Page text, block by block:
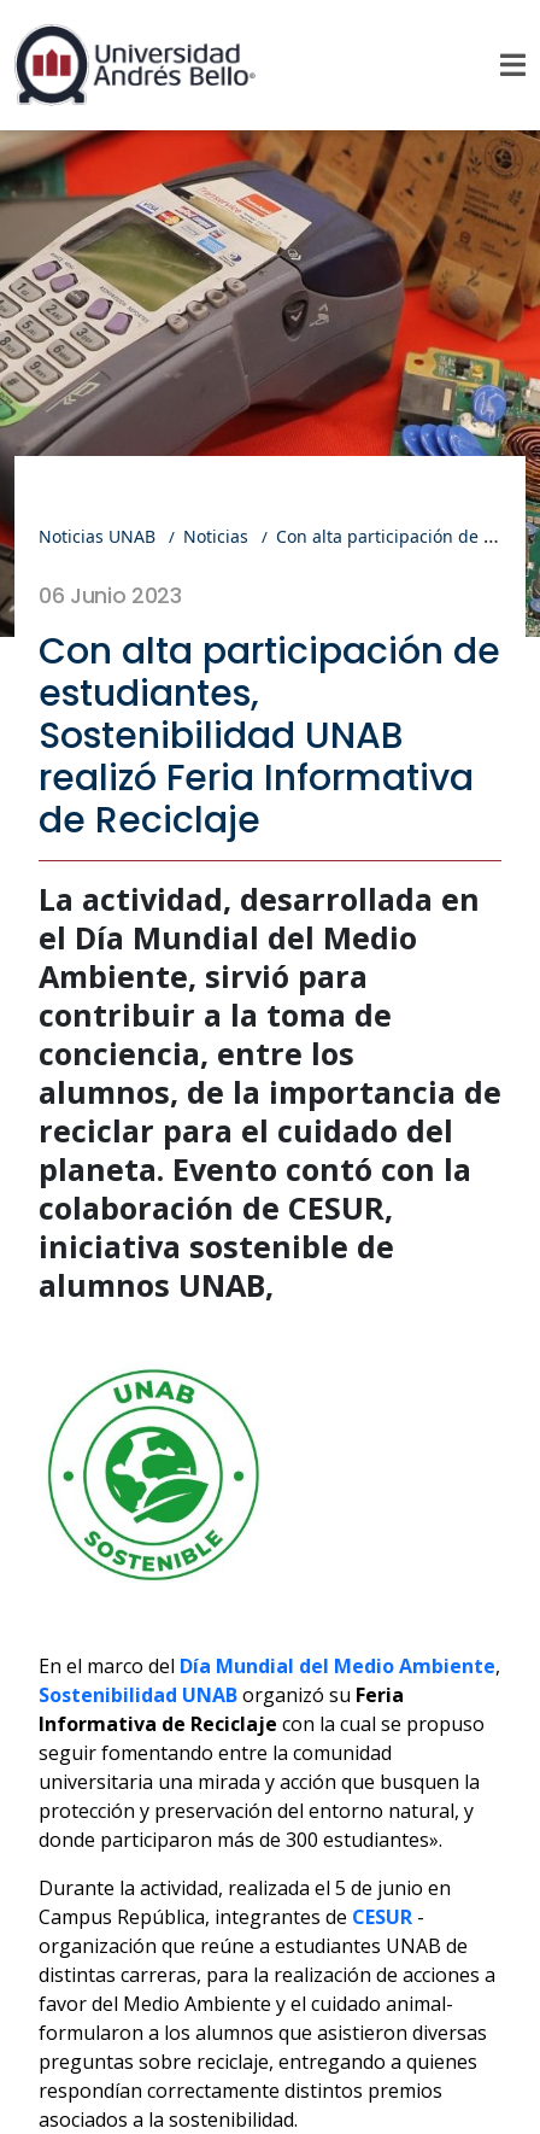
Noticias UNAB Noticias Con alta participación de estudiantes, Sostenibilidad UNAB realizó Feria Informativa de Reciclaje
06 Junio 2023
Con alta participación de
estudiantes,
Sostenibilidad UNAB
realizó Feria Informativa
de Reciclaje
La actividad, desarrollada en
el Día Mundial del Medio
Ambiente, sirvió para
contribuir a la toma de
conciencia, entre los
alumnos, de la importancia de
reciclar para el cuidado del
planeta. Evento contó con la
colaboración de CESUR,
iniciativa sostenible de
alumnos UNAB,
En el marco del Día Mundial del Medio Ambiente,
Sostenibilidad UNABorganizó su Feria
Informativa de Reciclaje con la cual se propuso
seguir fomentando entre la comunidad
universitaria una mirada y acción que busquen la
protección y preservación del entorno natural, y
donde participaron más de 300 estudiantes».
Durante la actividad, realizada el 5 de junio en
Campus República, integrantes de CESUR -
organización que reúne a estudiantes UNAB de
distintas carreras, para la realización de acciones a
favor del Medio Ambiente y el cuidado animal-
formularon a los alumnos que asistieron diversas
preguntas sobre reciclaje, entregando a quienes
respondían correctamente distintos premios
asociados a la sostenibilidad.